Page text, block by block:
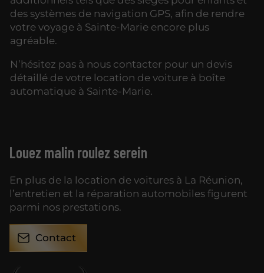
des systèmes de navigation GPS, afin de rendre
votre voyage à Sainte-Marie encore plus
agréable.
N’hésitez pas à nous contacter pour un devis
détaillé de votre location de voiture à boîte
automatique à Sainte-Marie.
Louez malin roulez serein
En plus de la location de voitures à La Réunion,
l’entretien et la réparation automobiles figurent
parmi nos prestations.
Contact